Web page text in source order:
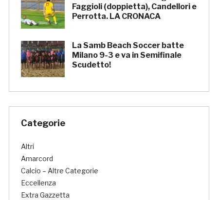
Faggioli (doppietta), Candellori e
Perrotta. LA CRONACA
La Samb Beach Soccer batte
Milano 9-3 e va in Semifinale
Scudetto!
Categorie
Altri
Amarcord
Calcio – Altre Categorie
Eccellenza
Extra Gazzetta